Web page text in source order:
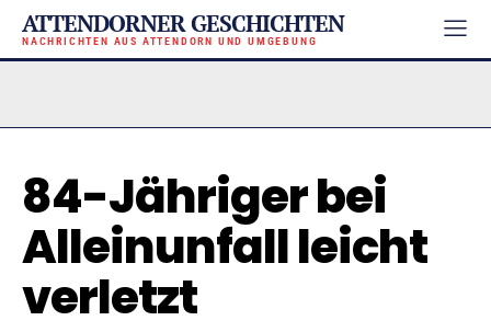
ATTENDORNER GESCHICHTEN
NACHRICHTEN AUS ATTENDORN UND UMGEBUNG
84-Jähriger bei
Alleinunfall leicht
verletzt